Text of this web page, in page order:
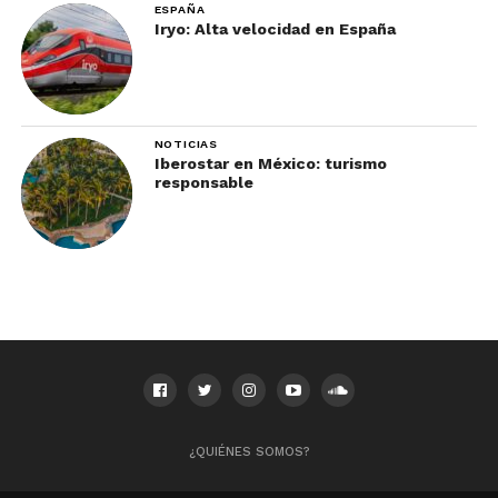
Esta propiedad cuenta con
en 12 categorías
minibar, espectaculares vistas y Room Service las
teléfono, cafetera, aire acondicionado, secadora de
ESPAÑA
Iryo: Alta velocidad en España
NOTICIAS
Iberostar en México: turismo
responsable
¿QUIÉNES SOMOS?